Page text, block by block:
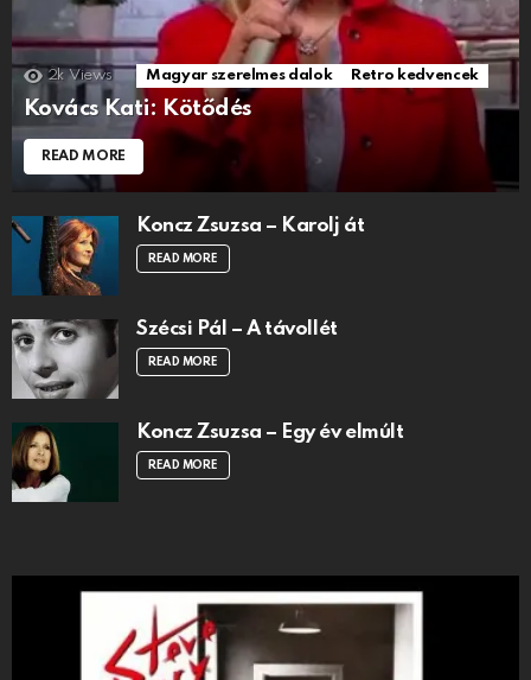
2k Views Magyar szerelmes dalok Retro kedvencek
Kovács Kati: Kötődés
READ MORE
Koncz Zsuzsa – Karolj át
READ MORE
Szécsi Pál – A távollét
READ MORE
Koncz Zsuzsa – Egy év elmúlt
READ MORE